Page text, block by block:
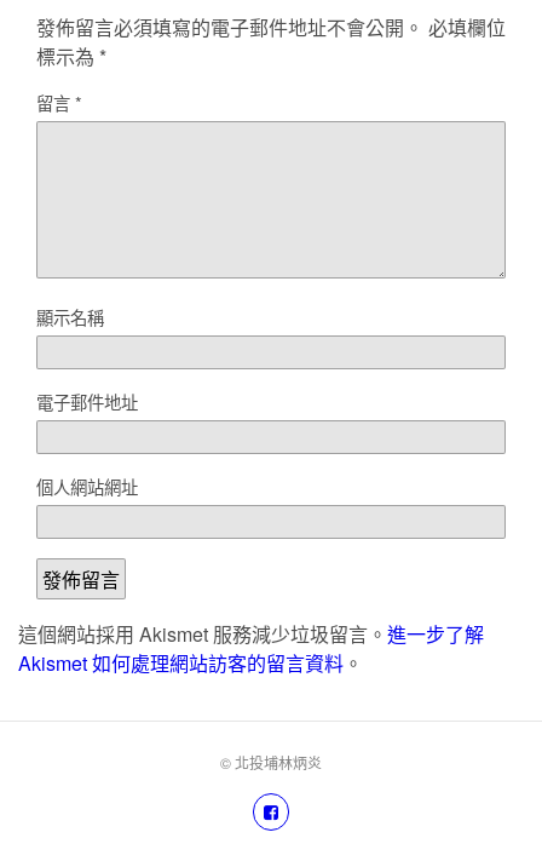
發佈留言必須填寫的電子郵件地址不會公開。 必填欄位
標示為 *
留言*
顯示名稱
電子郵件地址
個人網站網址
這個網站採用 Akismet 服務減少垃圾留言。 進一步了解
Akismet 如何處理網站訪客的留言資料 。
© 北投埔林炳炎